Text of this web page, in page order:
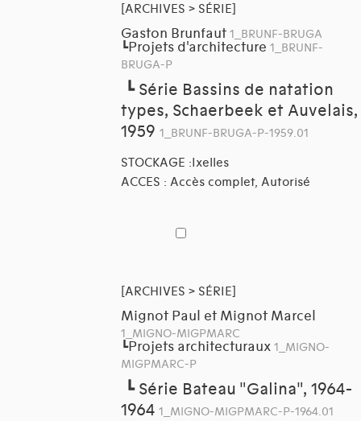
[ARCHIVES > SÉRIE]
Gaston Brunfaut 1_BRUNF-BRUGA
┗Projets d'architecture 1_BRUNF-
BRUGA-P
┗ Série Bassins de natation
types, Schaerbeek et Auvelais,
1959 1_BRUNF-BRUGA-P-1959.01
STOCKAGE :Ixelles
ACCES : Accès complet, Autorisé
[ARCHIVES > SÉRIE]
Mignot Paul et Mignot Marcel
1_MIGNO-MIGPMARC
┗Projets architecturaux 1_MIGNO-
MIGPMARC-P
┗ Série Bateau "Galina", 1964-
1964 1_MIGNO-MIGPMARC-P-1964.01